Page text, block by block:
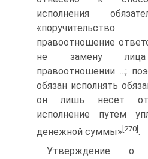
исполнения
правоотношение
не замену
правоотношении ...;
обязан исполнять
он лишь несет
исполнение путем
денежной суммы» [270] .
Утверждение